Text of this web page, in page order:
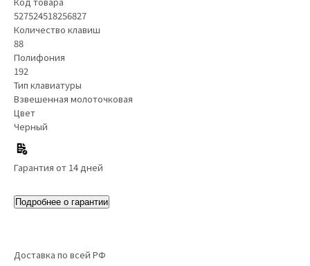
527524518256827
Количество клавиш
88
Полифония
192
Тип клавиатуры
Взвешенная молоточковая
Цвет
Черный
Гарантия от 14 дней
Подробнее о гарантии
Доставка по всей РФ